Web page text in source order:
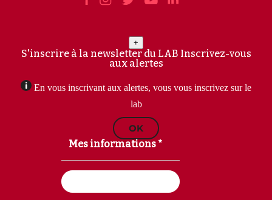
+
S'inscrire à la newsletter du LAB Inscrivez-vous
aux alertes
En vous inscrivant aux alertes, vous vous inscrivez sur le
lab
OK
Mes informations *